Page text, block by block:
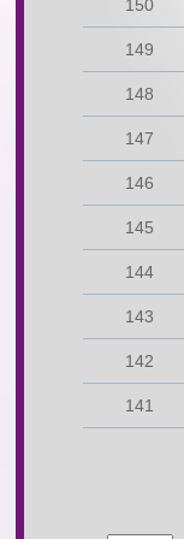
150
149
148
147
146
145
144
143
142
141